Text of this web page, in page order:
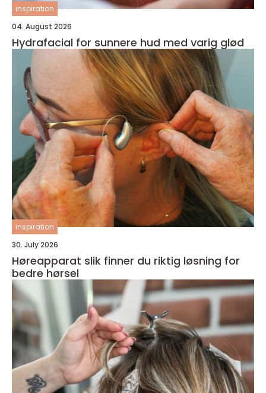
inspiration
04. August 2026
Hydrafacial for sunnere hud med varig glød
inspiration
30. July 2026
Høreapparat slik finner du riktig løsning for
bedre hørsel